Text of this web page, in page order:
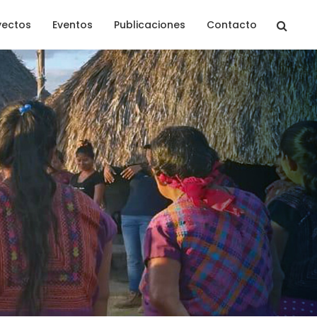
Eventos Publicaciones Contacto